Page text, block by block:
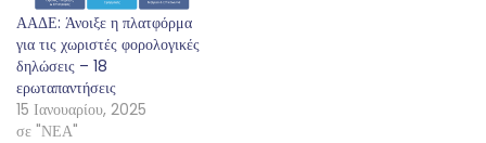
ΑΑΔΕ: Άνοιξε η πλατφόρμα
για τις χωριστές φορολογικές
δηλώσεις – 18
ερωταπαντήσεις
15 Ιανουαρίου, 2025
σε "ΝΕΑ"